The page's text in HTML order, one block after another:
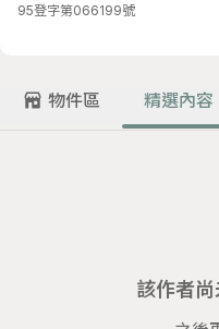
95登字第066199號
物件區 精選內容
該作者尚